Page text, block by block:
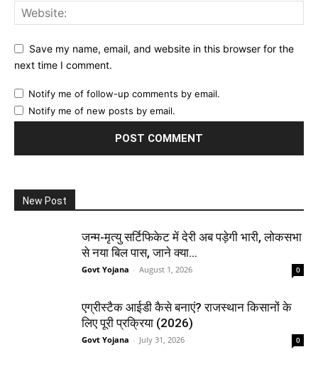
Save my name, email, and website in this browser for the
next time I comment.
Notify me of follow-up comments by email.
Notify me of new posts by email.
New Post
जन्म-मृत्यु सर्टिफिकेट में देरी अब पड़ेगी भारी, लोकसभा
से नया बिल पास, जाने क्या...
Govt Yojana - August 1, 2026 0
एग्रीस्टैक आईडी कैसे बनाएं? राजस्थान किसानों के
लिए पूरी प्रक्रिया (2026)
Govt Yojana - July 31, 2026 0